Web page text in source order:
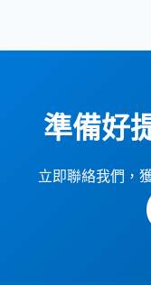
準備好
立即聯絡我們，